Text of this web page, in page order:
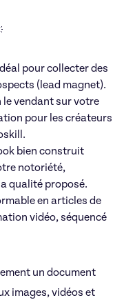
pour collecter des
(lead magnet).
le vendant sur votre
pour les créateurs
bien construit
notoriété,
qualité proposé.
en articles de
vidéo, séquencé
un document
images, vidéos et